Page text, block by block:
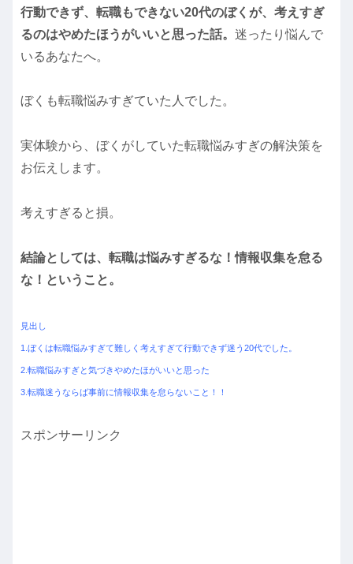
行動できず、転職もできない20代のぼくが、考えすぎ
るのはやめたほうがいいと思った話。 迷ったり悩んで
いるあなたへ。
ぼくも転職悩みすぎていた人でした。
実体験から、ぼくがしていた転職悩みすぎの解決策を
お伝えします。
考えすぎると損。
結論としては、転職は悩みすぎるな！情報収集を怠る
な！ということ。
見出し
1.ぼくは転職悩みすぎて難しく考えすぎて行動できず迷う20代でした。
2.転職悩みすぎと気づきやめたほがいいと思った
3.転職迷うならば事前に情報収集を怠らないこと！！
スポンサーリンク